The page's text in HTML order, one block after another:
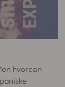
hvordan